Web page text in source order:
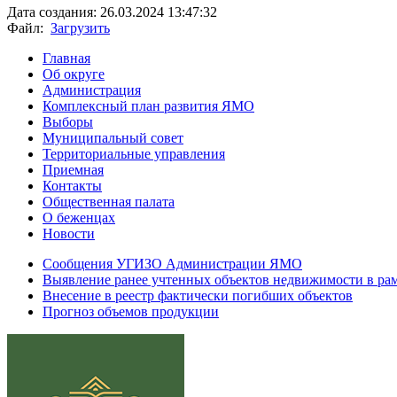
Дата создания: 26.03.2024 13:47:32
Файл: Загрузить
Главная
Об округе
Администрация
Комплексный план развития ЯМО
Выборы
Муниципальный совет
Территориальные управления
Приемная
Контакты
Общественная палата
О беженцах
Новости
Сообщения УГИЗО Администрации ЯМО
Выявление ранее учтенных объектов недвижимости в
Внесение в реестр фактически погибших объектов
Прогноз объемов продукции